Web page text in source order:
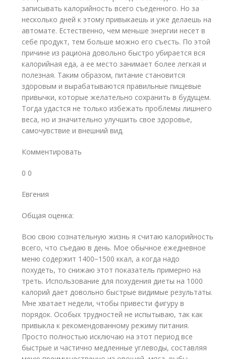
записывать калорийность всего съеденного. Но за
несколько дней к этому привыкаешь и уже делаешь на
автомате. Естественно, чем меньше энергии несет в
себе продукт, тем больше можно его съесть. По этой
причине из рациона довольно быстро убирается вся
калорийная еда, а ее место занимает более легкая и
полезная. Таким образом, питание становится
здоровым и вырабатываются правильные пищевые
привычки, которые желательно сохранить в будущем.
Тогда удастся не только избежать проблемы лишнего
веса, но и значительно улучшить свое здоровье,
самочувствие и внешний вид.
Комментировать
0 0
Евгения
Общая оценка:
Всю свою сознательную жизнь я считаю калорийность
всего, что съедаю в день. Мое обычное ежедневное
меню содержит 1400−1500 ккал, а когда надо
похудеть, то снижаю этот показатель примерно на
треть. Использование для похудения диеты на 1000
калорий дает довольно быстрые видимые результаты.
Мне хватает недели, чтобы привести фигуру в
порядок. Особых трудностей не испытываю, так как
привыкла к рекомендованному режиму питания.
Просто полностью исключаю на этот период все
быстрые и частично медленные углеводы, составляя